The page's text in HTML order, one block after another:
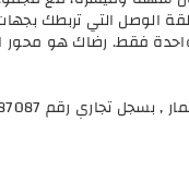
الوصل التي تربطك
فقط. رضاك هو محور
تجاري رقم 1010487087